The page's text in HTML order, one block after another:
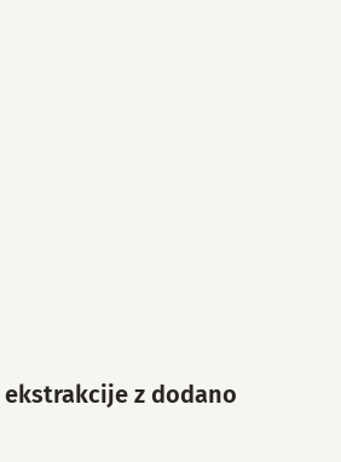
z dodano